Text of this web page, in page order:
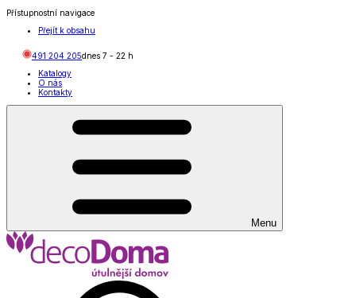
Přístupnostní navigace
Přejít k obsahu
491 204 205dnes 7 - 22 h
Katalogy
O nás
Kontakty
Menu